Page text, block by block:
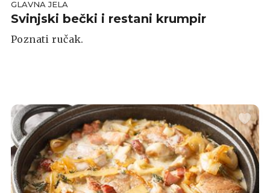
GLAVNA JELA
Svinjski bečki i restani krumpir
Poznati ručak.